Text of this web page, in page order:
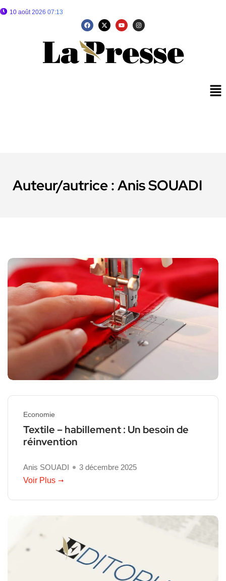
10 août 2026 07:13
Auteur/autrice :Anis SOUADI
Economie
Textile – habillement : Un besoin de
réinvention
Anis SOUADI
3 décembre 2025
Voir Plus